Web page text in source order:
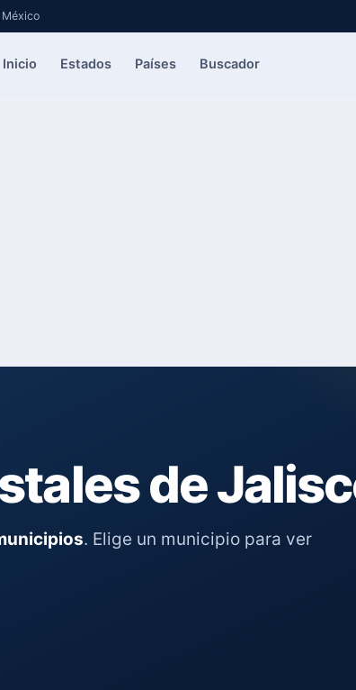
Inicio Estados Países Buscador
de
. Elige un municipio para ver